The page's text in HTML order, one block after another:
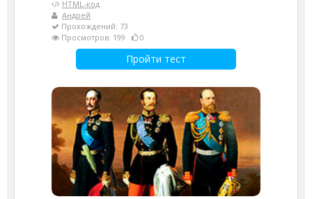
HTML-код
Андрей
Прохождений: 73
Просмотров: 199
0
Пройти тест